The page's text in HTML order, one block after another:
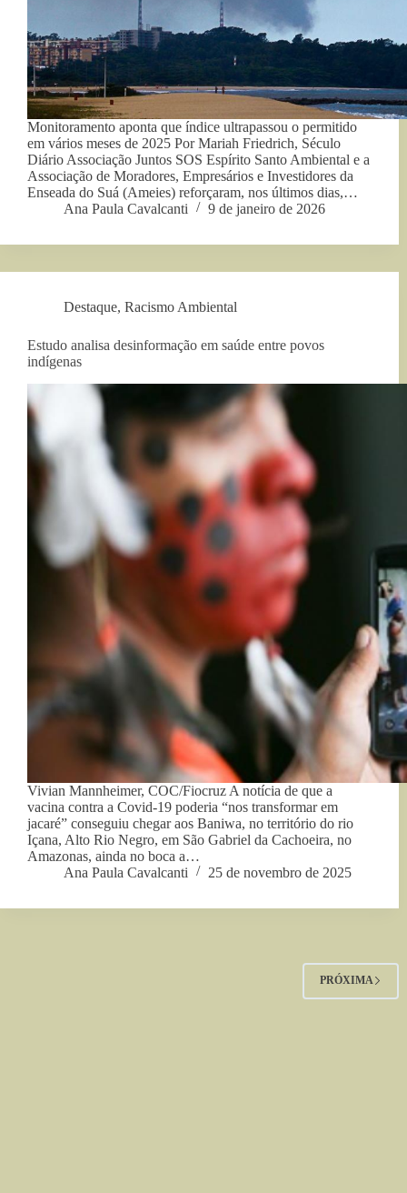
Monitoramento aponta que índice ultrapassou o permitido
em vários meses de 2025 Por Mariah Friedrich, Século
Diário Associação Juntos SOS Espírito Santo Ambiental e a
Associação de Moradores, Empresários e Investidores da
Enseada do Suá (Ameies) reforçaram, nos últimos dias,…
Ana Paula Cavalcanti
9 de janeiro de 2026
Destaque, Racismo Ambiental
Estudo analisa desinformação em saúde entre povos
indígenas
Vivian Mannheimer, COC/Fiocruz A notícia de que a
vacina contra a Covid-19 poderia “nos transformar em
jacaré” conseguiu chegar aos Baniwa, no território do rio
Içana, Alto Rio Negro, em São Gabriel da Cachoeira, no
Amazonas, ainda no boca a…
Ana Paula Cavalcanti
25 de novembro de 2025
PRÓXIMA